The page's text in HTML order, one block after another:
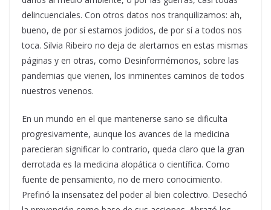
delincuenciales. Con otros datos nos tranquilizamos: ah,
bueno, de por sí estamos jodidos, de por sí a todos nos
toca. Silvia Ribeiro no deja de alertarnos en estas mismas
páginas y en otras, como Desinformémonos, sobre las
pandemias que vienen, los inminentes caminos de todos
nuestros venenos.
En un mundo en el que mantenerse sano se dificulta
progresivamente, aunque los avances de la medicina
parecieran significar lo contrario, queda claro que la gran
derrotada es la medicina alopática o científica. Como
fuente de pensamiento, no de mero conocimiento.
Prefirió la insensatez del poder al bien colectivo. Desechó